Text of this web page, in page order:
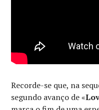
Recorde-se que, na
segundo avanço de «